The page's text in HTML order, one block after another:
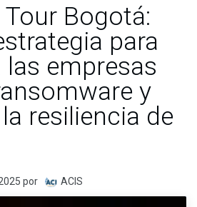
Tour Bogotá:
para
las empresas
y
resiliencia de
por ACIS